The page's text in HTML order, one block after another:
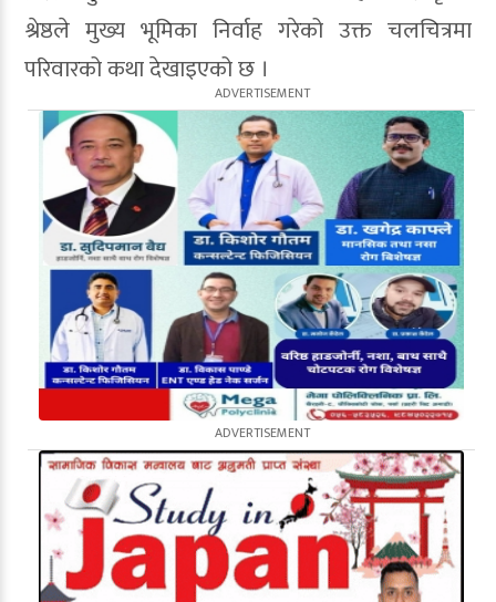
श्रेष्ठले मुख्य भूमिका निर्वाह गरेको उक्त चलचित्रमा
परिवारको कथा देखाइएको छ ।